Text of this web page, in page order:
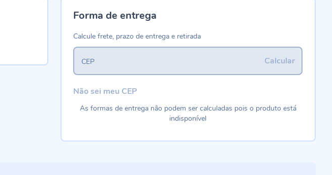
Forma de entrega
Calcule frete, prazo de entrega e retirada
Calcular
CEP
Não sei meu CEP
As formas de entrega não podem ser calculadas pois o produto está
indisponível